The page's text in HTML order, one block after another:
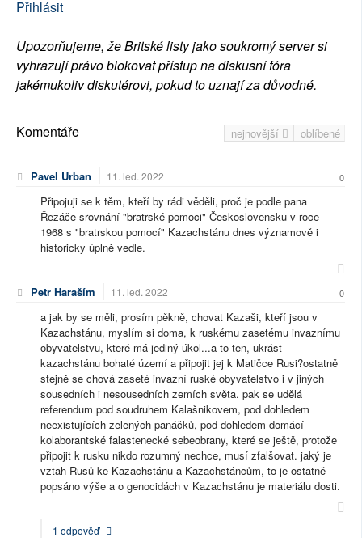
Přihlásit
Upozorňujeme, že Britské listy jako soukromý server si
vyhrazují právo blokovat přístup na diskusní fóra
jakémukoliv diskutérovi, pokud to uznají za důvodné.
nejnovější oblíbené
Komentáře
Pavel Urban 11. led. 2022 0
Připojuji se k těm, kteří by rádi věděli, proč je podle pana
Řezáče srovnání "bratrské pomoci" Československu v roce
1968 s "bratrskou pomocí" Kazachstánu dnes významově i
historicky úplně vedle.
Petr Haraším 11. led. 2022 0
a jak by se měli, prosím pěkně, chovat Kazaši, kteří jsou v
Kazachstánu, myslím si doma, k ruskému zasetému invaznímu
obyvatelstvu, které má jediný úkol...a to ten, ukrást
kazachstánu bohaté území a připojit jej k Matičce Rusi?ostatně
stejně se chová zaseté invazní ruské obyvatelstvo i v jiných
sousedních i nesousedních zemích světa. pak se udělá
referendum pod soudruhem Kalašnikovem, pod dohledem
neexistujících zelených panáčků, pod dohledem domácí
kolaborantské falastenecké sebeobrany, které se ještě, protože
připojit k rusku nikdo rozumný nechce, musí zfalšovat. jaký je
vztah Rusů ke Kazachstánu a Kazachstáncům, to je ostatně
popsáno výše a o genocidách v Kazachstánu je materiálu dosti.
1 odpověď